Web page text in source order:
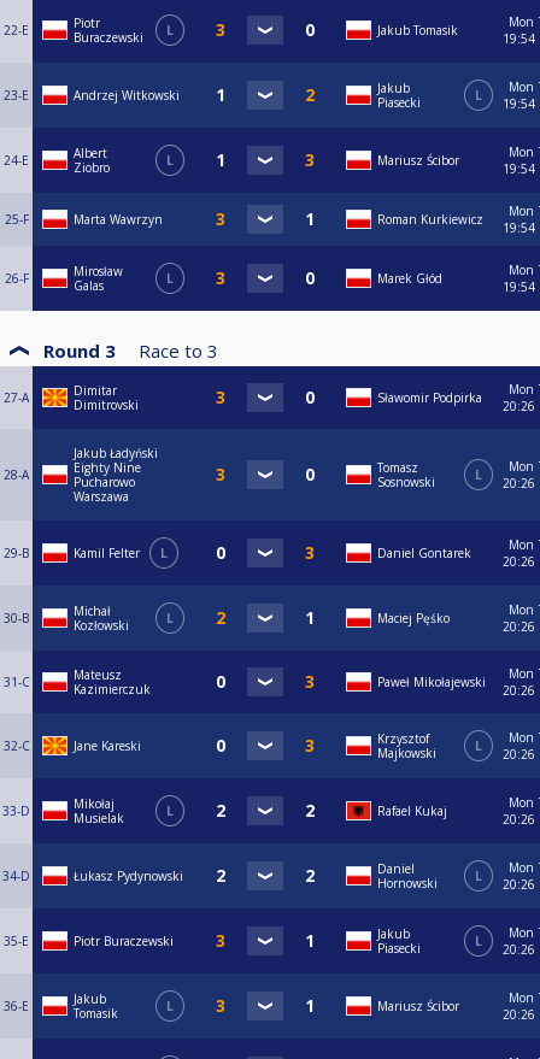
22-E
Piotr
Buraczewski
L Jakub Tomasik
Mon
19:54
23-E Andrzej Witkowski
Jakub
Piasecki
L
Mon
19:54
24-E
Albert
Ziobro
L Mariusz Ścibor
Mon
19:54
25-F Marta Wawrzyn Roman Kurkiewicz
Mon
19:54
26-F
Mirosław
Galas
L Marek Głód
Mon
19:54
Round 3 Race to 3
27-A
Dimitar
Dimitrovski
Sławomir Podpirka
Mon
20:26
28-A
Jakub Ładyński
Eighty Nine
Pucharowo
Warszawa
Tomasz
Sosnowski
L
Mon
20:26
29-B Kamil Felter L Daniel Gontarek
Mon
20:26
30-B
Michał
Kozłowski
L Maciej Pęśko
Mon
20:26
31-C
Mateusz
Kazimierczuk
Paweł Mikołajewski
Mon
20:26
32-C Jane Kareski
Krzysztof
Majkowski
L
Mon
20:26
33-D
Mikołaj
Musielak
L Rafael Kukaj
Mon
20:26
34-D Łukasz Pydynowski
Daniel
Hornowski
L
Mon
20:26
35-E Piotr Buraczewski
Jakub
Piasecki
L
Mon
20:26
36-E
Jakub
Tomasik
L Mariusz Ścibor
Mon
20:26